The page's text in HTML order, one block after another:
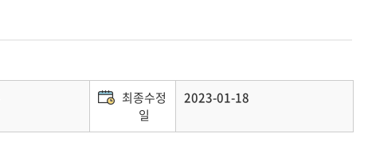
최종수정
일
2023-01-18